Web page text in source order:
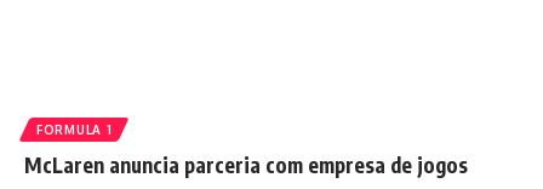
FORMULA 1
McLaren anuncia parceria com empresa de jogos